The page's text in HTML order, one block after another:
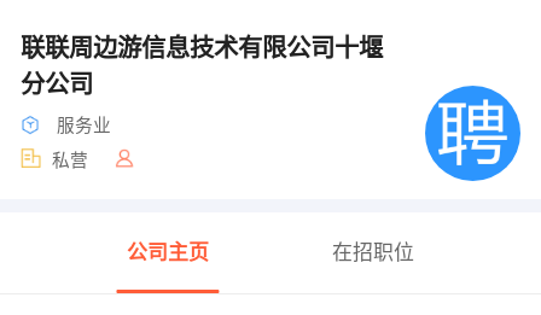
联联周边游信息技术有限公司十堰
分公司
服务业
私营
公司主页 在招职位